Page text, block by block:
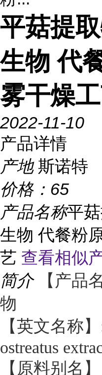
平菇提
生物 代
雾干燥
2022-11-10
产品详情
产地 斯诺特
价格： 65
产品名称平
生物 代餐粉
艺 查看相似
简介
【产品
物
【英文名称
ostreatus
【原料别名